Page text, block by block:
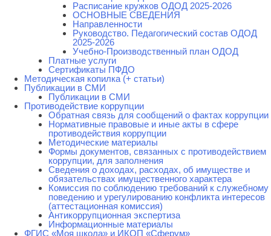
Расписание кружков ОДОД 2025-2026
ОСНОВНЫЕ СВЕДЕНИЯ
Направленности
Руководство. Педагогический состав ОДОД
2025-2026
Учебно-Производственный план ОДОД
Платные услуги
Сертификаты ПФДО
Методическая копилка (+ статьи)
Публикации в СМИ
Публикации в СМИ
Противодействие коррупции
Обратная связь для сообщений о фактах коррупции
Нормативные правовые и иные акты в сфере
противодействия коррупции
Методические материалы
Формы документов, связанных с противодействием
коррупции, для заполнения
Сведения о доходах, расходах, об имуществе и
обязательствах имущественного характера
Комиссия по соблюдению требований к служебному
поведению и урегулированию конфликта интересов
(аттестационная комиссия)
Антикоррупционная экспертиза
Информационные материалы
ФГИС «Моя школа» и ИКОП «Сферум»